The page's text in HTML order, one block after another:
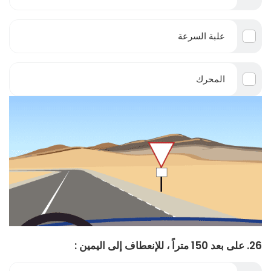
علبة السرعة
المحرك
26. على بعد 150 متراً ، للإنعطاف إلى اليمين :